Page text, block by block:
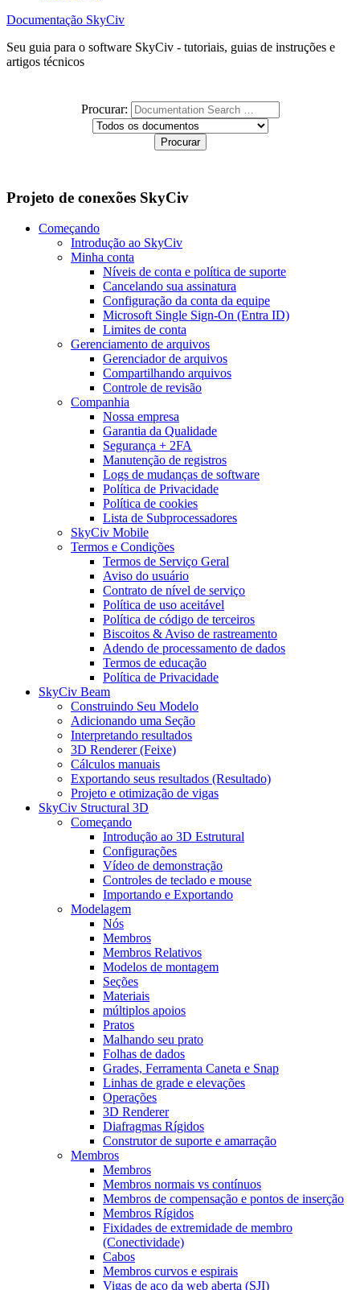
Documentação SkyCiv
Seu guia para o software SkyCiv - tutoriais, guias de instruções e
artigos técnicos
Procurar:
Projeto de conexões SkyCiv
Começando
Introdução ao SkyCiv
Minha conta
Níveis de conta e política de suporte
Cancelando sua assinatura
Configuração da conta da equipe
Microsoft Single Sign-On (Entra ID)
Limites de conta
Gerenciamento de arquivos
Gerenciador de arquivos
Compartilhando arquivos
Controle de revisão
Companhia
Nossa empresa
Garantia da Qualidade
Segurança + 2FA
Manutenção de registros
Logs de mudanças de software
Política de Privacidade
Política de cookies
Lista de Subprocessadores
SkyCiv Mobile
Termos e Condições
Termos de Serviço Geral
Aviso do usuário
Contrato de nível de serviço
Política de uso aceitável
Política de código de terceiros
Biscoitos & Aviso de rastreamento
Adendo de processamento de dados
Termos de educação
Política de Privacidade
SkyCiv Beam
Construindo Seu Modelo
Adicionando uma Seção
Interpretando resultados
3D Renderer (Feixe)
Cálculos manuais
Exportando seus resultados (Resultado)
Projeto e otimização de vigas
SkyCiv Structural 3D
Começando
Introdução ao 3D Estrutural
Configurações
Vídeo de demonstração
Controles de teclado e mouse
Importando e Exportando
Modelagem
Nós
Membros
Membros Relativos
Modelos de montagem
Seções
Materiais
múltiplos apoios
Pratos
Malhando seu prato
Folhas de dados
Grades, Ferramenta Caneta e Snap
Linhas de grade e elevações
Operações
3D Renderer
Diafragmas Rígidos
Construtor de suporte e amarração
Membros
Membros
Membros normais vs contínuos
Membros de compensação e pontos de inserção
Membros Rígidos
Fixidades de extremidade de membro
(Conectividade)
Cabos
Membros curvos e espirais
Vigas de aço da web aberta (SJI)